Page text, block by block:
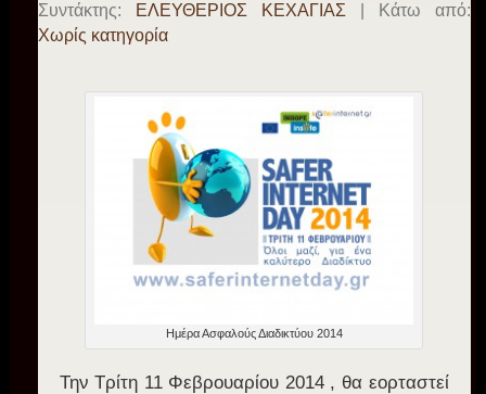
Συντάκτης: ΕΛΕΥΘΕΡΙΟΣ ΚΕΧΑΓΙΑΣ | Κάτω από:
Χωρίς κατηγορία
Ημέρα Ασφαλούς Διαδικτύου 2014
Την Τρίτη 11 Φεβρουαρίου 2014 , θα εορταστεί